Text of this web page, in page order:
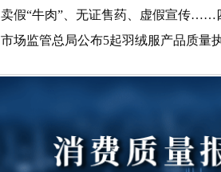
卖假“牛肉”、无证售药、虚假宣传……四川曝
市场监管总局公布5起羽绒服产品质量执法典型案例 四